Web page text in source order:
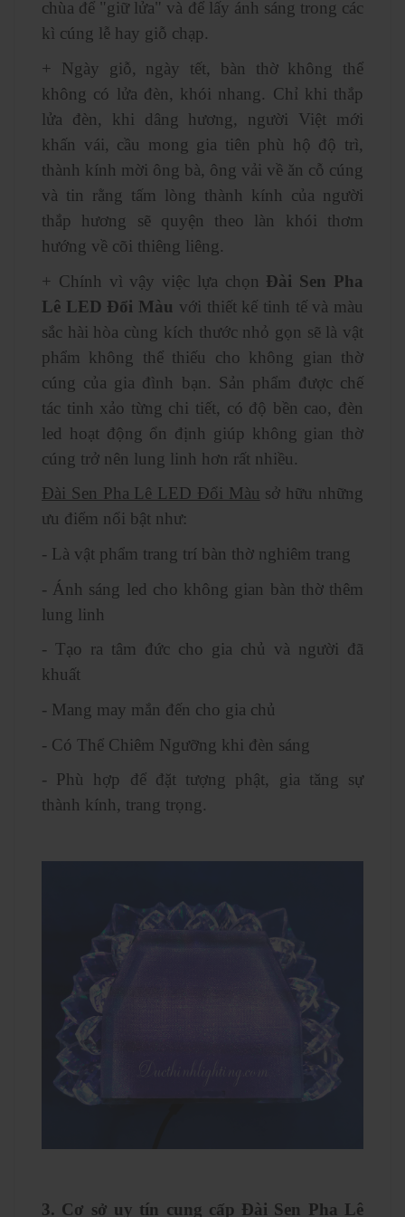
chùa để "giữ lửa" và để lấy ánh sáng trong các
kì cúng lễ hay giỗ chạp.
+ Ngày giỗ, ngày tết, bàn thờ không thể
không có lửa đèn, khói nhang. Chỉ khi thắp
lửa đèn, khi dâng hương, người Việt mới
khấn vái, cầu mong gia tiên phù hộ độ trì,
thành kính mời ông bà, ông vải về ăn cỗ cúng
và tin rằng tấm lòng thành kính của người
thắp hương sẽ quyện theo làn khói thơm
hướng về cõi thiêng liêng.
+ Chính vì vậy việc lựa chọn Đài Sen Pha
Lê LED Đổi Màu với thiết kế tinh tế và màu
sắc hài hòa cùng kích thước nhỏ gọn sẽ là vật
phẩm không thể thiếu cho không gian thờ
cúng của gia đình bạn. Sản phẩm được chế
tác tinh xảo từng chi tiết, có độ bền cao, đèn
led hoạt động ổn định giúp không gian thờ
cúng trở nên lung linh hơn rất nhiều.
Đài Sen Pha Lê LED Đổi Màu sở hữu những
ưu điểm nổi bật như:
- Là vật phẩm trang trí bàn thờ nghiêm trang
- Ánh sáng led cho không gian bàn thờ thêm
lung linh
- Tạo ra tâm đức cho gia chủ và người đã
khuất
- Mang may mắn đến cho gia chủ
- Có Thể Chiêm Ngưỡng khi đèn sáng
- Phù hợp để đặt tượng phật, gia tăng sự
thành kính, trang trọng.
3. Cơ sở uy tín cung cấp Đài Sen Pha Lê